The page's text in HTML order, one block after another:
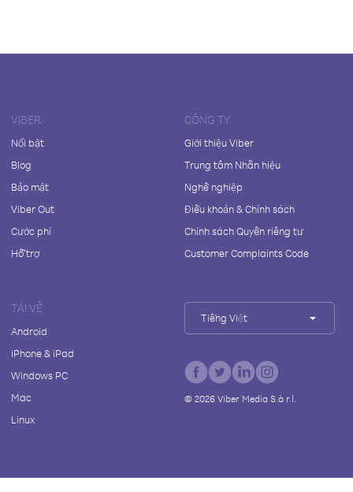
VIBER
Nổi bật
Blog
Bảo mật
Viber Out
Cước phí
Hỗ trợ
CÔNG TY
Giới thiệu Viber
Trung tâm Nhãn hiệu
Nghề nghiệp
Điều khoản & Chính sách
Chính sách Quyền riêng tư
Customer Complaints Code
TẢI VỀ
Android
iPhone & iPad
Windows PC
Mac
Linux
Tiếng Việt
© 2026Viber Media S.à r.l.